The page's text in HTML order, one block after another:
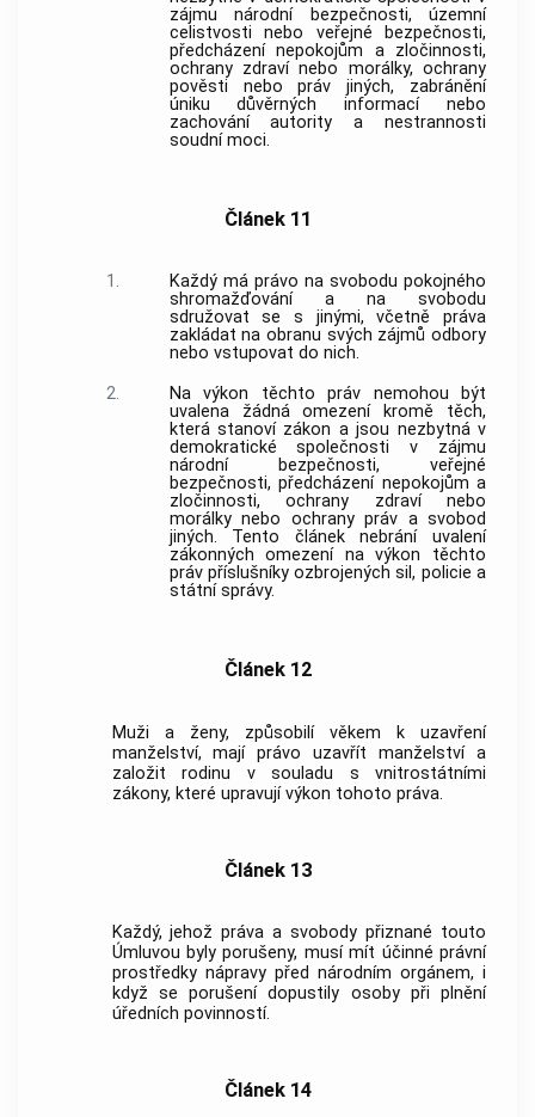
zájmu národní bezpečnosti, územní
celistvosti nebo veřejné bezpečnosti,
předcházení nepokojům a zločinnosti,
ochrany zdraví nebo morálky, ochrany
pověsti nebo práv jiných, zabránění
úniku důvěrných informací nebo
zachování autority a nestrannosti
soudní moci.
Článek 11
1.
Každý má právo na svobodu pokojného
shromažďování a na svobodu
sdružovat se s jinými, včetně práva
zakládat na obranu svých zájmů odbory
nebo vstupovat do nich.
2.
Na výkon těchto práv nemohou být
uvalena žádná omezení kromě těch,
která stanoví zákon a jsou nezbytná v
demokratické společnosti v zájmu
národní bezpečnosti, veřejné
bezpečnosti, předcházení nepokojům a
zločinnosti, ochrany zdraví nebo
morálky nebo ochrany práv a svobod
jiných. Tento článek nebrání uvalení
zákonných omezení na výkon těchto
práv příslušníky ozbrojených sil, policie a
státní správy.
Článek 12
Muži a ženy, způsobilí věkem k uzavření
manželství, mají právo uzavřít manželství a
založit rodinu v souladu s vnitrostátními
zákony, které upravují výkon tohoto práva.
Článek 13
Každý, jehož práva a svobody přiznané touto
Úmluvou byly porušeny, musí mít účinné právní
prostředky nápravy před národním orgánem, i
když se porušení dopustily osoby při plnění
úředních povinností.
Článek 14